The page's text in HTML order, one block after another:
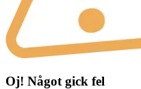
Oj! Något gick fel